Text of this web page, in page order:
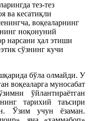
тез-тез
ва кесатиқли
воқеаларнинг
ноқонуний
нарсани ҳал этиши
сўзнинг кучи
бўла олмайди. У
воқеаларга муносабат
ўйлантираётган
тарихий таъсири
Ўзим учун ёзаман.